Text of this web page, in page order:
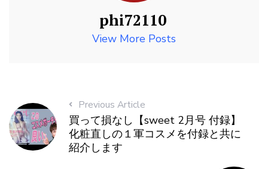
phi72110
View More Posts
Previous Article
買って損なし【sweet 2月号 付録】
化粧直しの１軍コスメを付録と共に
紹介します